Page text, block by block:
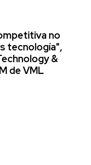
no
tecnología",
&
de VML